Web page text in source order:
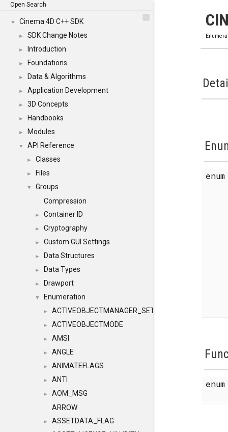
Open Search
▼ Cinema 4D C++ SDK
► SDK Change Notes
► Introduction
► Foundations
► Data & Algorithms
► Application Development
► 3D Concepts
► Handbooks
► Modules
▼ API Reference
► Classes
► Files
▼
Groups
Compression
► Container ID
► Cryptography
► Custom GUI Settings
► Data Structures
► Data Types
► Drawport
▼ Enumeration
► ACTIVEOBJECTMANAGER_SETOBJECTS
► ACTIVEOBJECTMODE
► AMSI
► ANGLE
► ANIMATEFLAGS
► ANTI
►
AOM_MSG
ARROW
► ASSETDATA_FLAG